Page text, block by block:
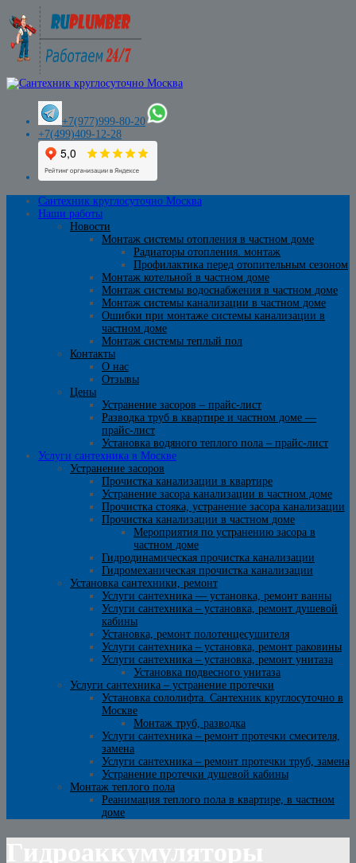
+7(977)999-80-20
+7(499)409-12-28
Сантехник круглосуточно Москва
Наши работы
Новости
Монтаж системы отопления в частном доме
Радиаторы отопления. монтаж
Профилактика перед отопительным сезоном
Монтаж котельной в частном доме
Монтаж системы водоснабжения в частном доме
Монтаж системы канализации в частном доме
Ошибки при монтаже системы канализации в
частном доме
Монтаж системы теплый пол
Контакты
О нас
Отзывы
Цены
Устранение засоров – прайс-лист
Разводка труб в квартире и частном доме —
прайс-лист
Установка водяного теплого пола – прайс-лист
Услуги сантехника в Москве
Устранение засоров
Прочистка канализации в квартире
Устранение засора канализации в частном доме
Прочистка стояка, устранение засора канализации
Прочистка канализации в частном доме
Мероприятия по устранению засора в
частном доме
Гидродинамическая прочистка канализации
Гидромеханическая прочистка канализации
Установка сантехники, ремонт
Услуги сантехника — установка, ремонт ванны
Услуги сантехника – установка, ремонт душевой
кабины
Установка, ремонт полотенцесушителя
Услуги сантехника – установка, ремонт раковины
Услуги сантехника – установка, ремонт унитаза
Установка подвесного унитаза
Услуги сантехника – устранение протечки
Установка сололифта. Сантехник круглосуточно в
Москве
Монтаж труб, разводка
Услуги сантехника – ремонт протечки смесителя,
замена
Услуги сантехника – ремонт протечки труб, замена
Устранение протечки душевой кабины
Монтаж теплого пола
Реанимация теплого пола в квартире, в частном
доме